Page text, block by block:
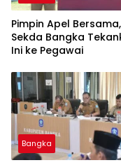
Pimpin Apel
Sekda Bangka
Ini ke Pegawai
Bangka